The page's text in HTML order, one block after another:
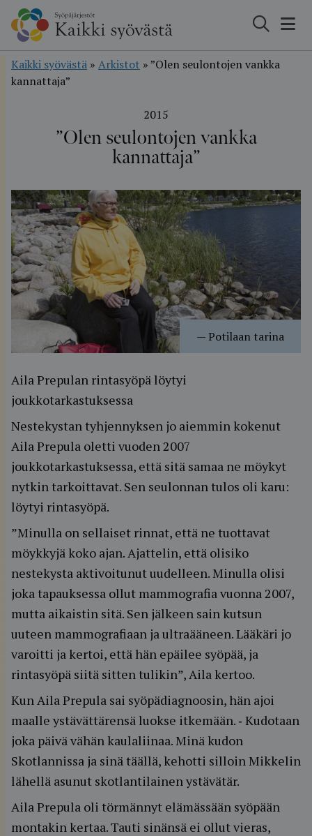
Hyppää
sisältöön
Kaikki syövästä » Arkistot »”Olen seulontojen vankka
kannattaja”
2015
”Olen seulontojen vankka
kannattaja”
— Potilaan tarina
Aila Prepulan rintasyöpä löytyi
joukkotarkastuksessa
Nestekystan tyhjennyksen jo aiemmin kokenut
Aila Prepula oletti vuoden 2007
joukkotarkastuksessa, että sitä samaa ne möykyt
nytkin tarkoittavat. Sen seulonnan tulos oli karu:
löytyi rintasyöpä.
”Minulla on sellaiset rinnat, että ne tuottavat
möykkyjä koko ajan. Ajattelin, että olisiko
nestekysta aktivoitunut uudelleen. Minulla olisi
joka tapauksessa ollut mammografia vuonna 2007,
mutta aikaistin sitä. Sen jälkeen sain kutsun
uuteen mammografiaan ja ultraääneen. Lääkäri jo
varoitti ja kertoi, että hän epäilee syöpää, ja
rintasyöpä siitä sitten tulikin”, Aila kertoo.
Kun Aila Prepula sai syöpädiagnoosin, hän ajoi
maalle ystävättärensä luokse itkemään. ‐ Kudotaan
joka päivä vähän kaulaliinaa. Minä kudon
Skotlannissa ja sinä täällä, kehotti silloin Mikkelin
lähellä asunut skotlantilainen ystävätär.
Aila Prepula oli törmännyt elämässään syöpään
montakin kertaa. Tauti sinänsä ei ollut vieras,